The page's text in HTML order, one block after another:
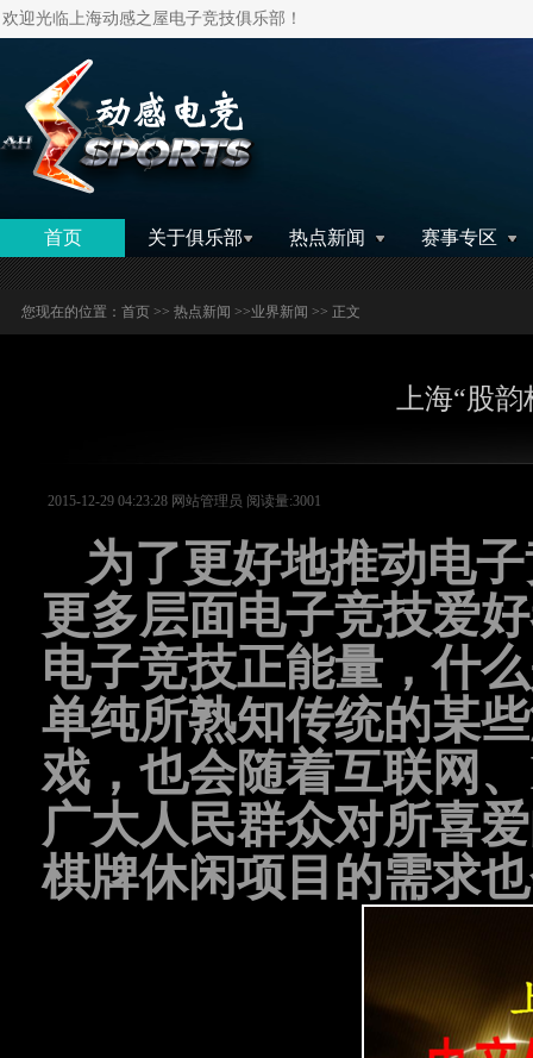
欢迎光临上海动感之屋电子竞技俱乐部！
首页 关于俱乐部 热点新闻 赛事专区
您现在的位置： 首页 >> 热点新闻 >>业界新闻 >> 正文
上海“股
2015-12-29 04:23:28 网站管理员 阅读量:3001
为了更好地推动电
更多层面电子竞技爱
电子竞技正能量，什
单纯所熟知传统的某
戏，也会随着互联网、
广大人民群众对所喜
棋牌休闲项目的需求